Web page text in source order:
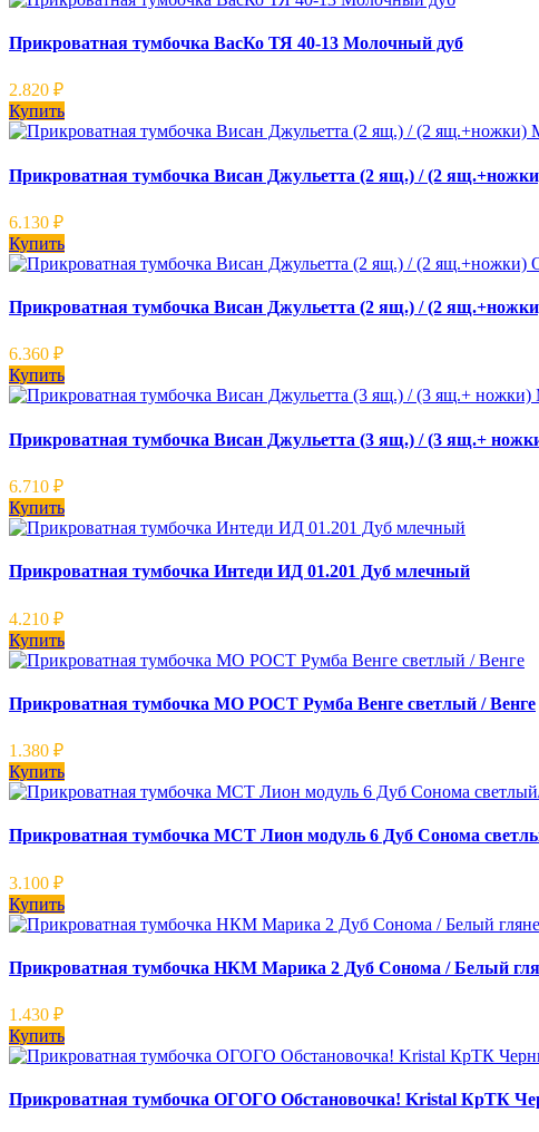
Прикроватная тумбочка ВасКо ТЯ 40-13 Молочный дуб
2.820 ₽
Купить
Прикроватная тумбочка Висан Джульетта (2 ящ.) / (2
6.130 ₽
Купить
Прикроватная тумбочка Висан Джульетта (2 ящ.) / (2
6.360 ₽
Купить
Прикроватная тумбочка Висан Джульетта (3 ящ.) / (3 ящ.+
6.710 ₽
Купить
Прикроватная тумбочка Интеди ИД 01.201 Дуб млечный
4.210 ₽
Купить
Прикроватная тумбочка МО РОСТ Румба Венге светлый / Венге
1.380 ₽
Купить
Прикроватная тумбочка МСТ Лион модуль 6 Дуб Сонома
3.100 ₽
Купить
Прикроватная тумбочка НКМ Марика 2 Дуб Сонома / Белый
1.430 ₽
Купить
Прикроватная тумбочка ОГОГО Обстановочка! Kristal КрТК